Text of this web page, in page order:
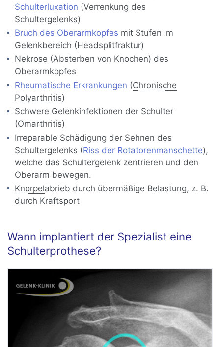
Schulterluxation (Verrenkung des
Schultergelenks)
Bruch des Oberarmkopfes mit Stufen im
Gelenkbereich (Headsplitfraktur)
Nekrose (Absterben von Knochen) des
Oberarmkopfes
Rheumatische Erkrankungen (Chronische
Polyarthritis)
Schwere Gelenkinfektionen der Schulter
(Omarthritis)
Irreparable Schädigung der Sehnen des
Schultergelenks (Riss der Rotatorenmanschette),
welche das Schultergelenk zentrieren und den
Oberarm bewegen.
Knorpelabrieb durch übermäßige Belastung, z. B.
durch Kraftsport
Wann implantiert der Spezialist eine
Schulterprothese?